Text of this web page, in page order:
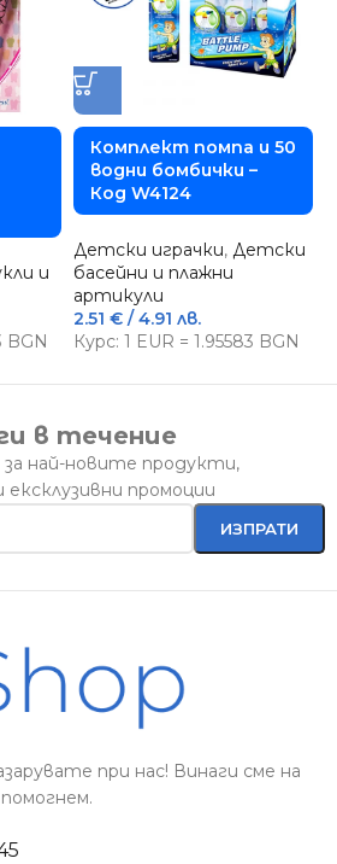
и
BGN
Комплект помпа и 50
водни бомбички –
Код W4124
Детски играчки, Детски
басейни и плажни
артикули
2.51 €/ 4.91 лв.
Курс: 1 EUR = 1.95583 BGN
в течение
най-новите продукти,
промоции
при нас! Винаги сме на